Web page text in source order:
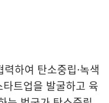
력하여 탄소중립·녹색
트업을 발굴하고 육